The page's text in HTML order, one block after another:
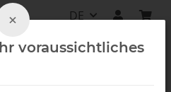
DE
×
voraussichtliches